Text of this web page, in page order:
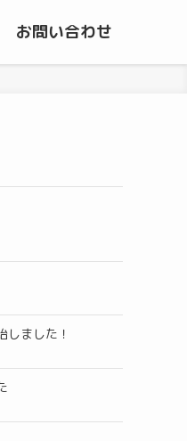
お問い合わせ
ました！